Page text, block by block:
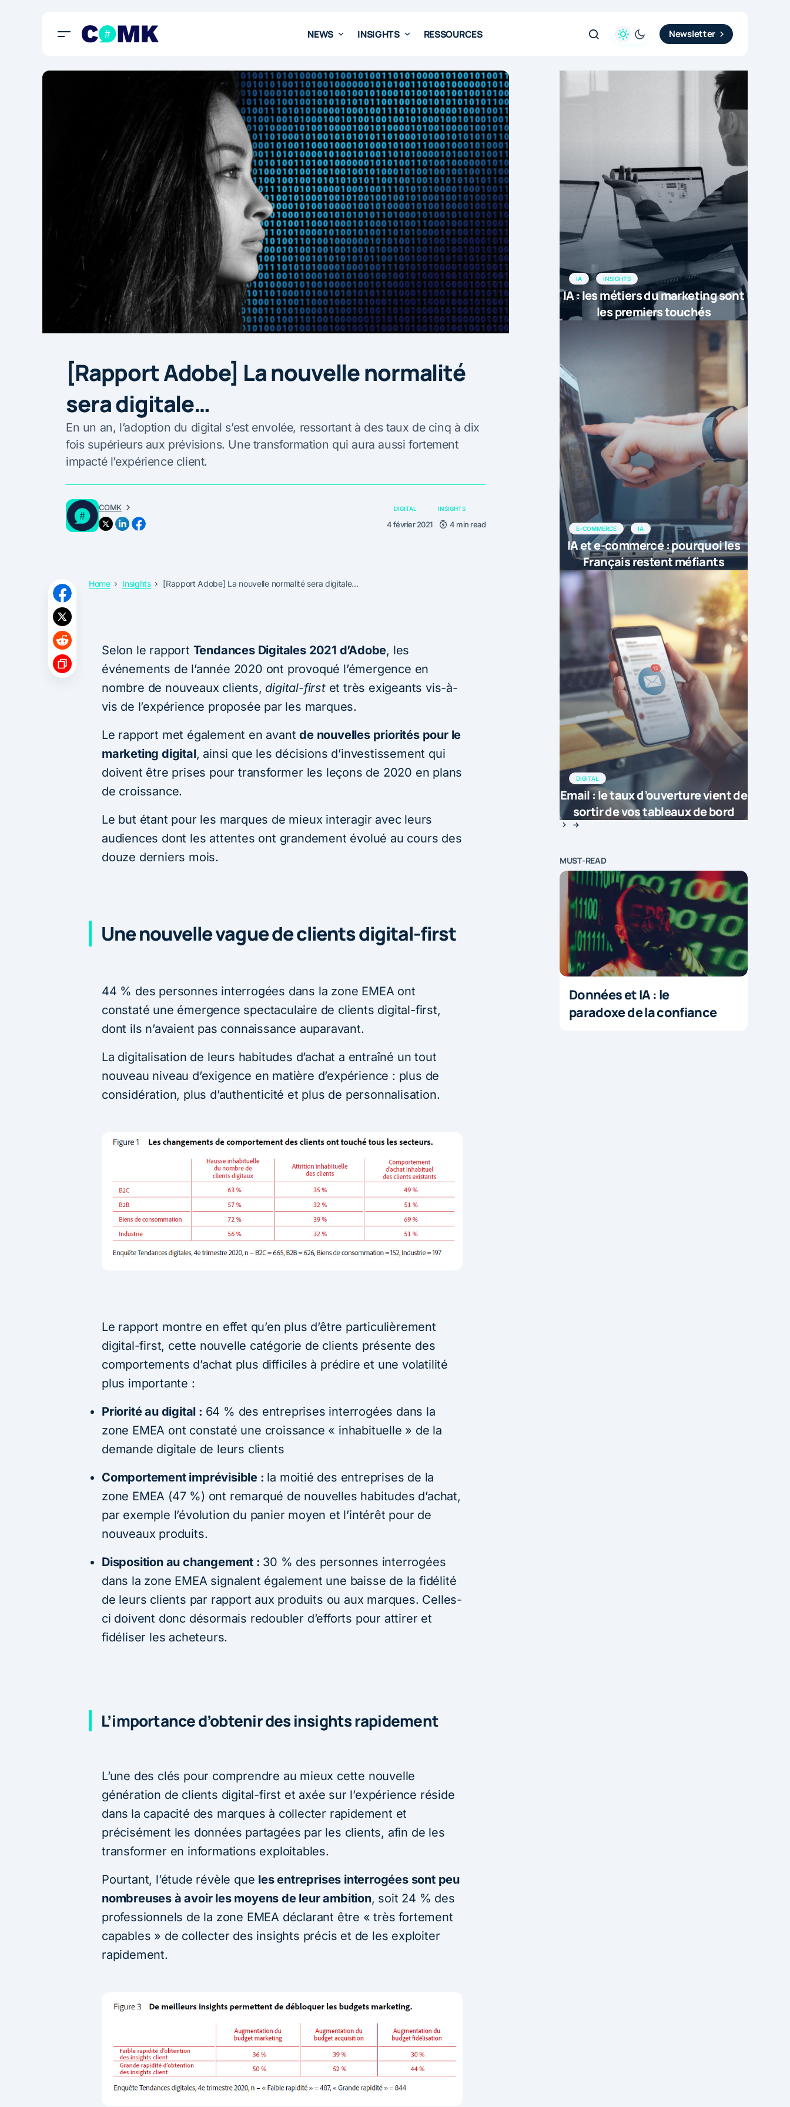
NEWS INSIGHTS RESSOURCES Newsletter
[Rapport Adobe] La nouvelle normalité
sera digitale…
En un an, l’adoption du digital s’est envolée, ressortant à des taux de cinq à dix
fois supérieurs aux prévisions. Une transformation qui aura aussi fortement
impacté l’expérience client.
COMK DIGITAL INSIGHTS
4 février 2021 4 min read
Home Insights [Rapport Adobe] La nouvelle normalité sera digitale…
Selon le rapport Tendances Digitales 2021 d’Adobe, les
événements de l’année 2020 ont provoqué l’émergence en
nombre de nouveaux clients, digital-firstet très exigeants vis-à-
vis de l’expérience proposée par les marques.
Le rapport met également en avantde nouvelles priorités pour le
marketing digital, ainsi que les décisions d’investissement qui
doivent être prises pour transformer les leçons de 2020 en plans
de croissance.
Le but étant pour les marques de mieux interagir avec leurs
audiences dont les attentes ont grandement évolué au cours des
douze derniers mois.
Une nouvelle vague de clients digital-first
44 % des personnes interrogées dans la zone EMEA ont
constaté une émergence spectaculaire de clients digital-first,
dont ils n’avaient pas connaissance auparavant.
La digitalisation de leurs habitudes d’achat a entraîné un tout
nouveau niveau d’exigence en matière d’expérience : plus de
considération, plus d’authenticité et plus de personnalisation.
Le rapport montre en effet qu’en plus d’être particulièrement
digital-first, cette nouvelle catégorie de clients présente des
comportements d’achat plus difficiles à prédire et une volatilité
plus importante :
Priorité au digital : 64 % des entreprises interrogées dans la
zone EMEA ont constaté une croissance « inhabituelle » de la
demande digitale de leurs clients
Comportement imprévisible : la moitié des entreprises de la
zone EMEA (47 %) ont remarqué de nouvelles habitudes d’achat,
par exemple l’évolution du panier moyen et l’intérêt pour de
nouveaux produits.
Disposition au changement : 30 % des personnes interrogées
dans la zone EMEA signalent également une baisse de la fidélité
de leurs clients par rapport aux produits ou aux marques. Celles-
ci doivent donc désormais redoubler d’efforts pour attirer et
fidéliser les acheteurs.
L’importance d’obtenir des insights rapidement
L’une des clés pour comprendre au mieux cette nouvelle
génération de clients digital-first et axée sur l’expérience réside
dans la capacité des marques à collecter rapidement et
précisément les données partagées par les clients, afin de les
transformer en informations exploitables.
Pourtant, l’étude révèle que les entreprises interrogées sont peu
nombreuses à avoir les moyens de leur ambition, soit 24 % des
professionnels de la zone EMEA déclarant être « très fortement
capables » de collecter des insights précis et de les exploiter
rapidement.
IA INSIGHTS
IA : les métiers du marketing sont
les premiers touchés
E-COMMERCE IA
IA et e-commerce : pourquoi les
Français restent méfiants
DIGITAL
Email : le taux d’ouverture vient de
sortir de vos tableaux de bord
MUST-READ
Données et IA : le
paradoxe de la confiance